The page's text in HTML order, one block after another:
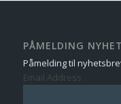
PÅMELDING
Påmelding til
Email Address